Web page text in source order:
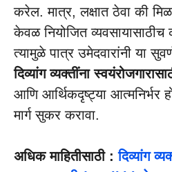
करेल. मात्र, लक्षात ठेवा की
केवळ नियोजित
त्यामुळे पात्र उमेदवारांनी या
दिव्यांग व्यक्तींना
आणि आर्थिकदृष्ट्या आत्मनिर्भर
मार्ग सुकर करावा.
अधिक माहितीसाठी :दिव्यांग